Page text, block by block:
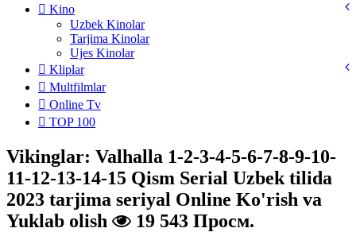
Kino
Uzbek Kinolar
Tarjima Kinolar
Ujes Kinolar
Kliplar
Multfilmlar
Online Tv
TOP 100
Vikinglar: Valhalla 1-2-3-4-5-6-7-8-9-10-
11-12-13-14-15 Qism Serial Uzbek tilida
2023 tarjima seriyal Online Ko'rish va
Yuklab olish
19 543 Просм.